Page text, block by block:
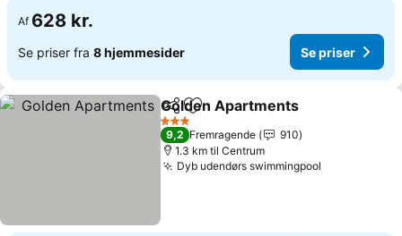
Af 628 kr.
Se priser fra 8 hjemmesider Se priser
Del Føj til favoritter
Golden Apartments
3 Stjerner
9,2 Fremragende
910
1.3 km til Centrum
Dyb udendørs swimmingpool